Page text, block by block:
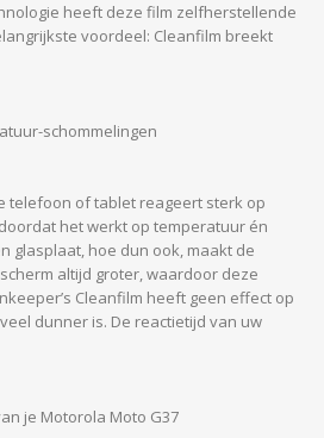
heeft deze film zelfherstellende
voordeel: Cleanfilm breekt
schommelingen
telefoon of tablet reageert sterk op
het werkt op temperatuur én
glasplaat, hoe dun ook, maakt de
altijd groter, waardoor deze
Cleanfilm heeft geen effect op
dunner is. De reactietijd van uw
je Motorola Moto G37